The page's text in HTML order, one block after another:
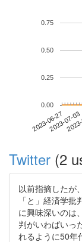
2023-06-272023-07-03
0.00
0.25
0.50
0.75
Twitter (2
以前指摘したが
「と」経済学
に興味深いのは
判がいわばいっ
れるように50年